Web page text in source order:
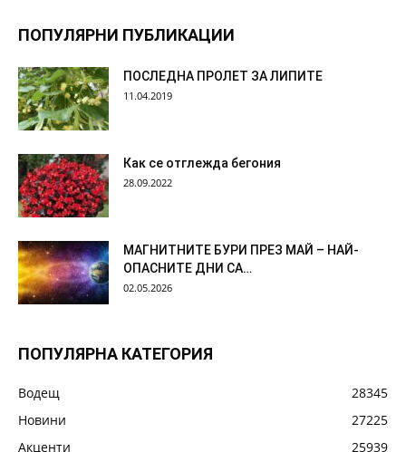
ПОПУЛЯРНИ ПУБЛИКАЦИИ
ПОСЛЕДНА ПРОЛЕТ ЗА ЛИПИТЕ
11.04.2019
Как се отглежда бегония
28.09.2022
МАГНИТНИТЕ БУРИ ПРЕЗ МАЙ – НАЙ-
ОПАСНИТЕ ДНИ СА…
02.05.2026
ПОПУЛЯРНА КАТЕГОРИЯ
Водещ
28345
Новини
27225
Акценти
25939